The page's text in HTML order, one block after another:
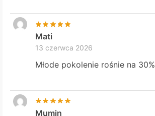
Mati
13 czerwca 2026
Młode pokolenie rośnie na 30%
Mumin